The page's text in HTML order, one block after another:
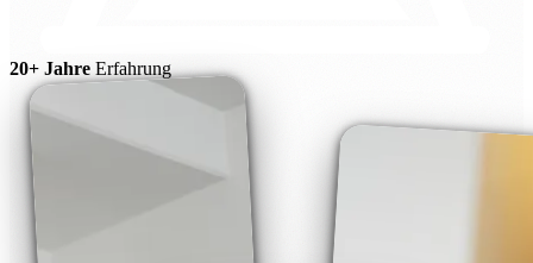
20+ Jahre Erfahrung